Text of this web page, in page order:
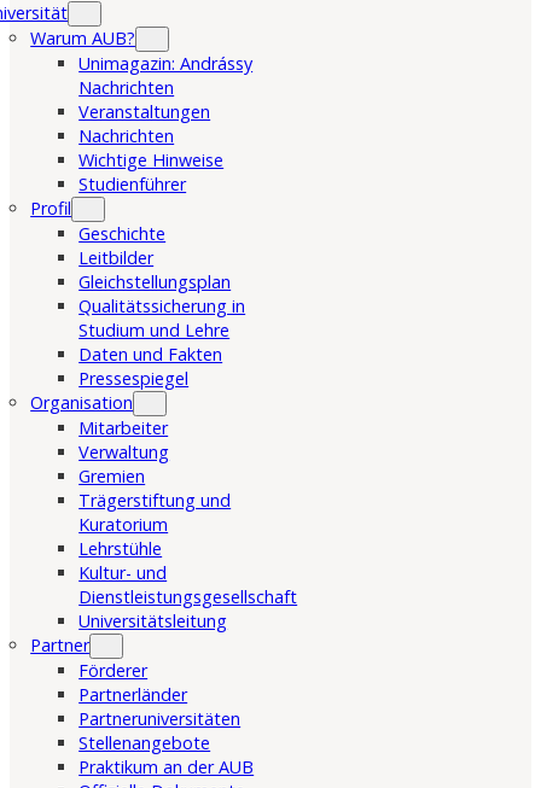
Warum AUB?
Unimagazin: Andrássy
Nachrichten
Veranstaltungen
Nachrichten
Wichtige Hinweise
Studienführer
Profil
Geschichte
Leitbilder
Gleichstellungsplan
Qualitätssicherung in
Studium und Lehre
Daten und Fakten
Pressespiegel
Organisation
Mitarbeiter
Verwaltung
Gremien
Trägerstiftung und
Kuratorium
Lehrstühle
Kultur- und
Dienstleistungsgesellschaft
Universitätsleitung
Partner
Förderer
Partnerländer
Partneruniversitäten
Stellenangebote
Praktikum an der AUB